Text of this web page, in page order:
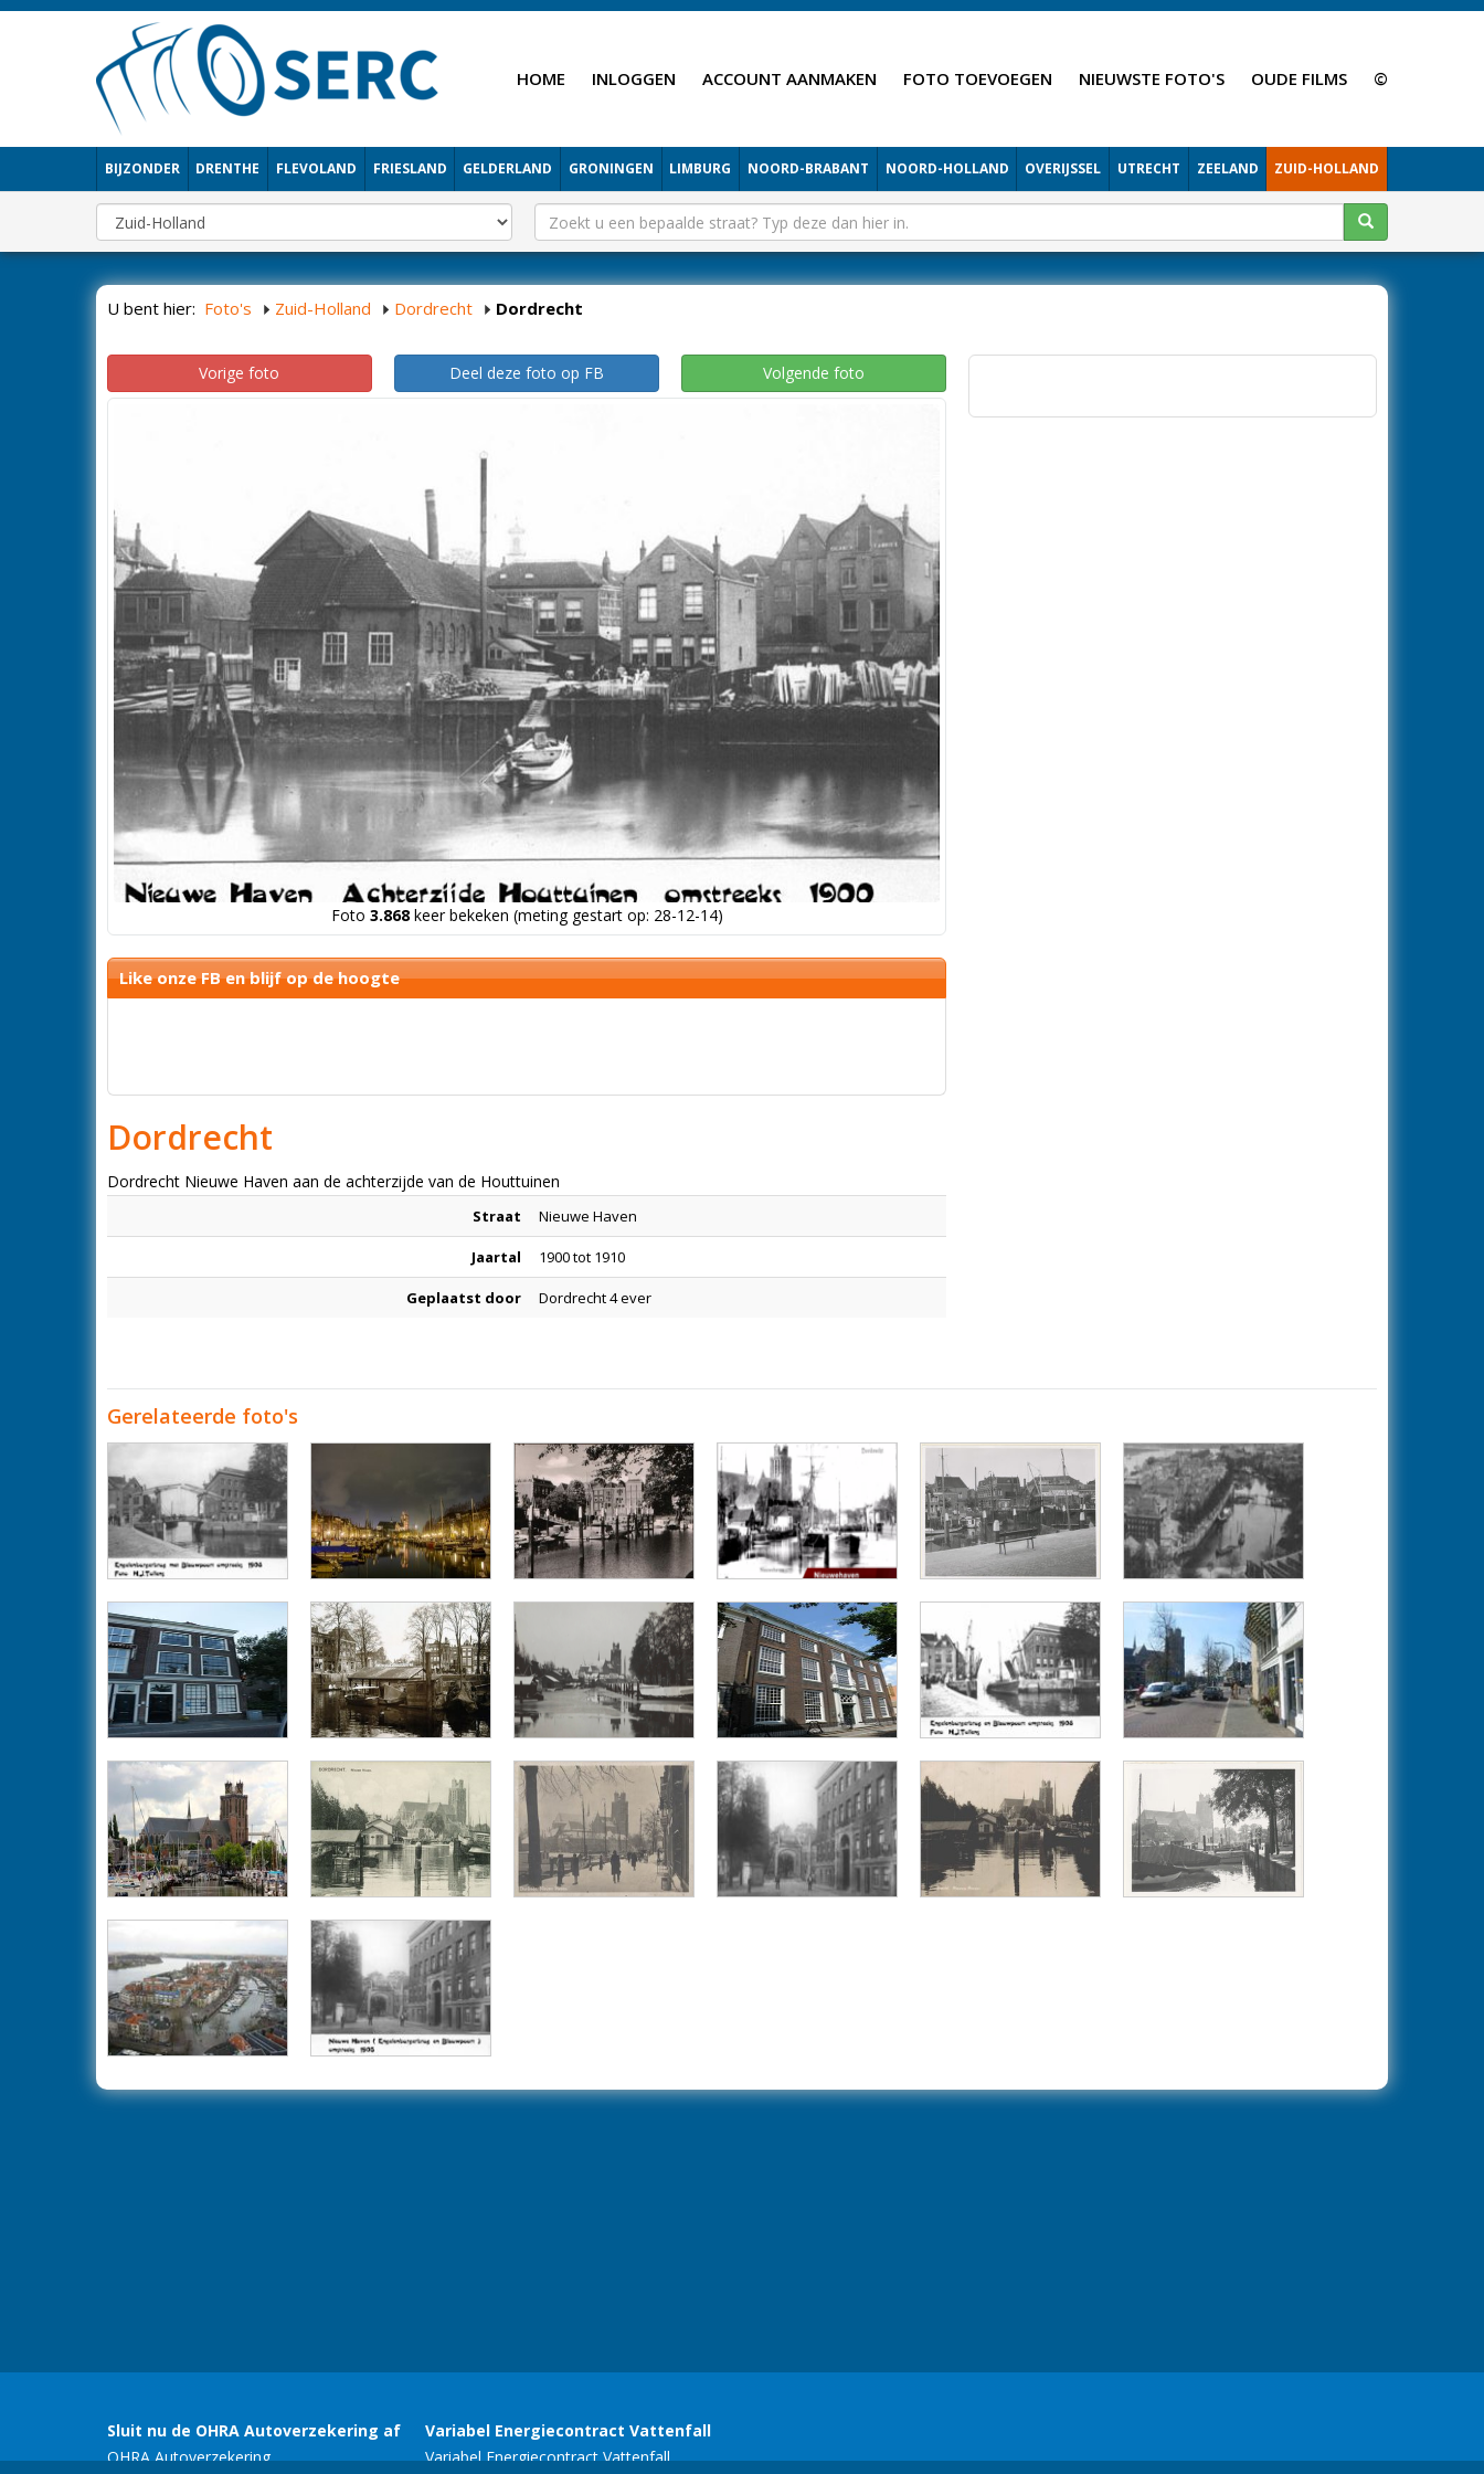
HOME INLOGGEN ACCOUNT AANMAKEN FOTO TOEVOEGEN NIEUWSTE FOTO'S OUDE FILMS ©
BIJZONDER DRENTHE FLEVOLAND FRIESLAND GELDERLAND GRONINGEN LIMBURG NOORD-BRABANT NOORD-HOLLAND OVERIJSSEL UTRECHT ZEELAND ZUID-HOLLAND
U bent hier: Foto's Zuid-Holland Dordrecht Dordrecht
Vorige foto Deel deze foto op FB Volgende foto
Foto 3.868keer bekeken (meting gestart op: 28-12-14)
Like onze FB en blijf op de hoogte
Dordrecht
Dordrecht Nieuwe Haven aan de achterzijde van de Houttuinen
Straat Nieuwe Haven
Jaartal 1900 tot 1910
Geplaatst door Dordrecht 4 ever
Gerelateerde foto's